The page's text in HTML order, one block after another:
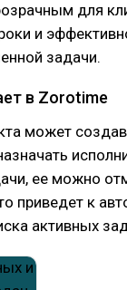
для
и
задачи.
в Zorotime
может
ее можно
приведет к
активных